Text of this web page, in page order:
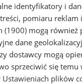
identyfikatory i
pomiaru
(1900) mogą również
dane
dostawcy mogą
sprzeciwić się temu
Ustawieniach plików